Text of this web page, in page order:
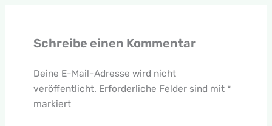
Schreibe einen Kommentar
Deine E-Mail-Adresse wird nicht
veröffentlicht. Erforderliche Felder sind mit *
markiert